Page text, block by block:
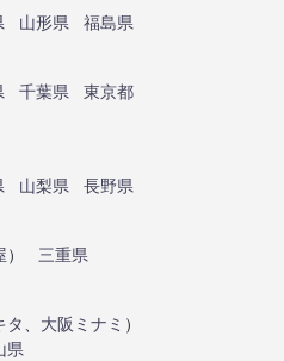
山形県
福島県
千葉県
東京都
山梨県
長野県
）
三重県
タ 大阪ミナミ ）
県